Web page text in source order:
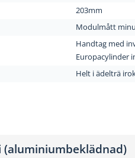
203mm
Modulmått
Handtag med
Europacylinder
Helt i ädelträ